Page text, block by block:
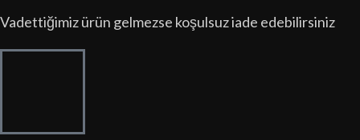
Vadettiğimiz ürün gelmezse koşulsuz iade edebilirsiniz